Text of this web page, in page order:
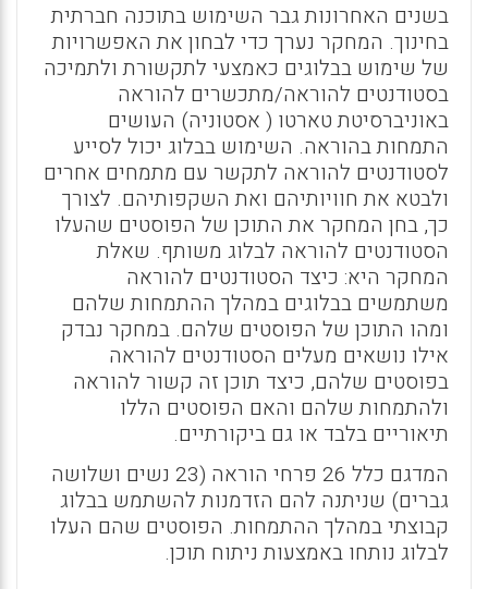
בשנים האחרונות גבר השימוש בתוכנה חברתית
בחינוך. המחקר נערך כדי לבחון את האפשרויות
של שימוש בבלוגים כאמצעי לתקשורת ולתמיכה
בסטודנטים להוראה/מתכשרים להוראה
באוניברסיטת טארטו ( אסטוניה) העושים
התמחות בהוראה. השימוש בבלוג יכול לסייע
לסטודנטים להוראה לתקשר עם מתמחים אחרים
ולבטא את חוויותיהם ואת השקפותיהם. לצורך
כך, בחן המחקר את התוכן של הפוסטים שהעלו
הסטודנטים להוראה לבלוג משותף. שאלת
המחקר היא: כיצד הסטודנטים להוראה
משתמשים בבלוגים במהלך ההתמחות שלהם
ומהו התוכן של הפוסטים שלהם. במחקר נבדק
אילו נושאים מעלים הסטודנטים להוראה
בפוסטים שלהם, כיצד תוכן זה קשור להוראה
ולהתמחות שלהם והאם הפוסטים הללו
תיאוריים בלבד או גם ביקורתיים.
המדגם כלל 26 פרחי הוראה (23 נשים ושלושה
גברים) שניתנה להם הזדמנות להשתמש בבלוג
קבוצתי במהלך ההתמחות. הפוסטים שהם העלו
לבלוג נותחו באמצעות ניתוח תוכן.